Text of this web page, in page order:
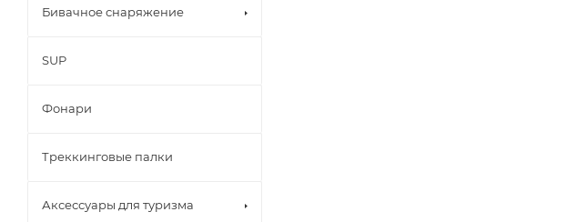
Бивачное снаряжение
SUP
Фонари
Треккинговые палки
Аксессуары для туризма